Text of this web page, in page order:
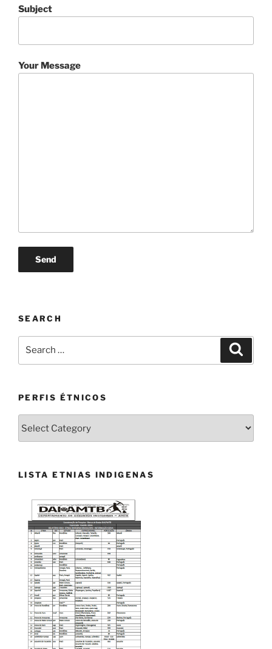
Subject
Your Message
SEARCH
PERFIS ÉTNICOS
LISTA ETNIAS INDIGENAS